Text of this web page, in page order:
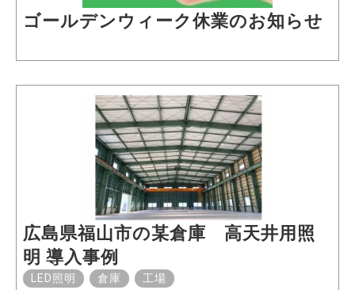
ゴールデンウィーク休業のお知らせ
広島県福山市の某倉庫 高天井用照
明 導入事例
LED照明 倉庫 工場